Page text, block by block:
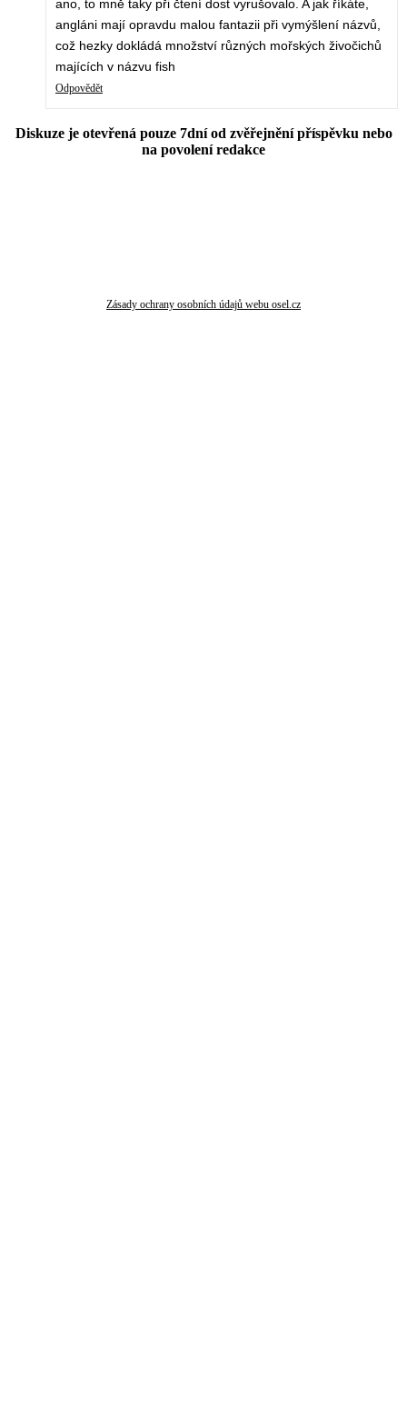
ano, to mně taky při čtení dost vyrušovalo. A jak říkáte,
angláni mají opravdu malou fantazii při vymýšlení názvů,
což hezky dokládá množství různých mořských živočichů
majících v názvu fish
Odpovědět
Diskuze je otevřená pouze 7dní od zvěřejnění příspěvku nebo
na povolení redakce
Zásady ochrany osobních údajů webu osel.cz